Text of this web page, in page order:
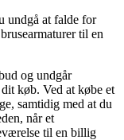
undgå at falde for
til en
og undgår
køb. Ved at købe et
samtidig med at du
når et
til en billig